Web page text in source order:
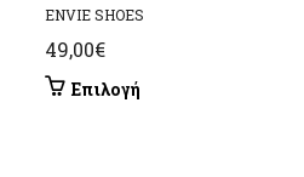
ENVIE SHOES
49,00€
Επιλογή